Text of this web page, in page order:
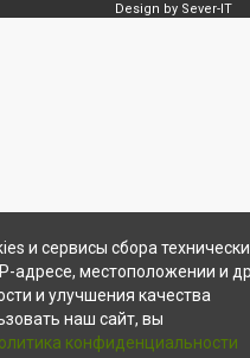
Design by Sever-IT
и сервисы сбора
адресе, местоположении и
и улучшения качества
наш сайт, вы
конфиденциальности